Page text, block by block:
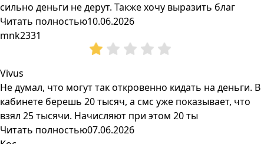
сильно деньги не дерут. Также хочу выразить благ
Читать полностью10.06.2026
mnk2331
Vivus
Не думал, что могут так откровенно кидать на деньги. В
кабинете берешь 20 тысяч, а смс уже показывает, что
взял 25 тысячи. Начисляют при этом 20 ты
Читать полностью07.06.2026